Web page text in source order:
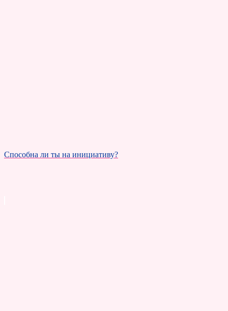
Способна ли ты на инициативу?